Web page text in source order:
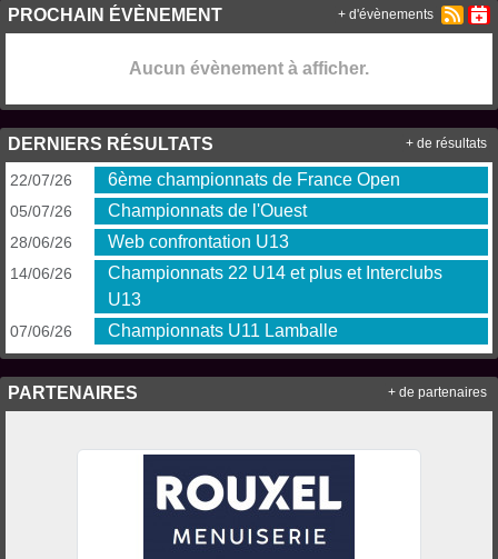
PROCHAIN ÉVÈNEMENT
Aucun évènement à afficher.
+ d'évènements
DERNIERS RÉSULTATS
22/07/26 6ème championnats de France Open
05/07/26 Championnats de l'Ouest
28/06/26 Web confrontation U13
14/06/26
Championnats 22 U14 et plus et Interclubs
U13
07/06/26 Championnats U11 Lamballe
+ de résultats
PARTENAIRES + de partenaires